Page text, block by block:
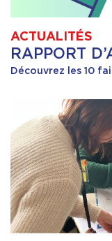
ACTUALITÉS
RAPPORT
Découvrez les 10